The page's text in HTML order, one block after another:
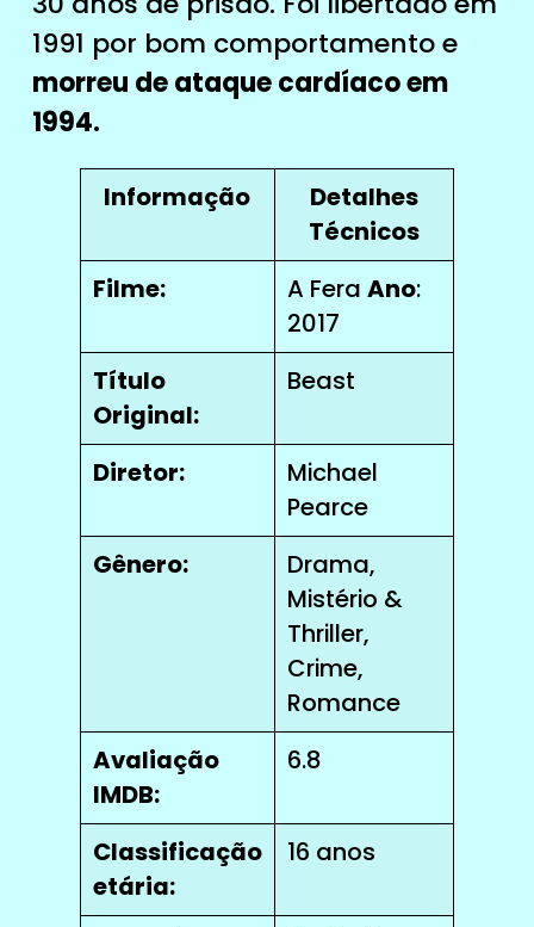
1991 por bom comportamento e
morreu de ataque cardíaco em
1994.
Informação
Detalhes
Técnicos
Filme:
A Fera Ano:
2017
Título
Original:
Beast
Diretor:
Michael
Pearce
Gênero:
Drama,
Mistério &
Thriller,
Crime,
Romance
Avaliação
IMDB:
6.8
Classificação
etária:
16 anos